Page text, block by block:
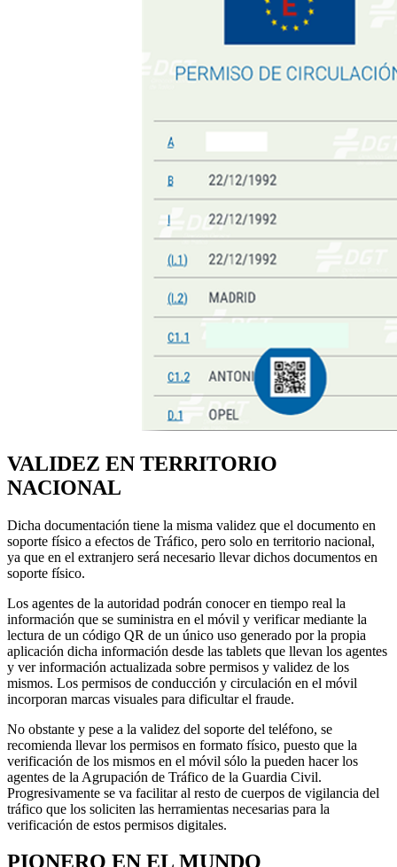
VALIDEZ EN TERRITORIO
NACIONAL
Dicha documentación tiene la misma validez que el documento en
soporte físico a efectos de Tráfico, pero solo en territorio nacional,
ya que en el extranjero será necesario llevar dichos documentos en
soporte físico.
Los agentes de la autoridad podrán conocer en tiempo real la
información que se suministra en el móvil y verificar mediante la
lectura de un código QR de un único uso generado por la propia
aplicación dicha información desde las tablets que llevan los agentes
y ver información actualizada sobre permisos y validez de los
mismos. Los permisos de conducción y circulación en el móvil
incorporan marcas visuales para dificultar el fraude.
No obstante y pese a la validez del soporte del teléfono, se
recomienda llevar los permisos en formato físico, puesto que la
verificación de los mismos en el móvil sólo la pueden hacer los
agentes de la Agrupación de Tráfico de la Guardia Civil.
Progresivamente se va facilitar al resto de cuerpos de vigilancia del
tráfico que los soliciten las herramientas necesarias para la
verificación de estos permisos digitales.
PIONERO EN EL MUNDO